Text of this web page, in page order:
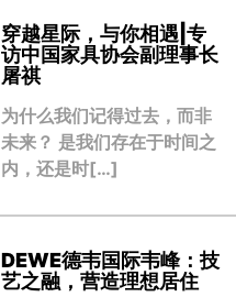
穿越星际，与你相遇|专
访中国家具协会副理事长
屠祺
为什么我们记得过去，而非
未来？ 是我们存在于时间之
内，还是时[…]
DEWE德韦国际韦峰：技
艺之融，营造理想居住